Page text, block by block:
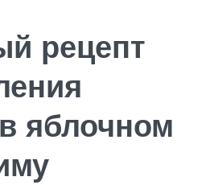
рецепт
яблочном